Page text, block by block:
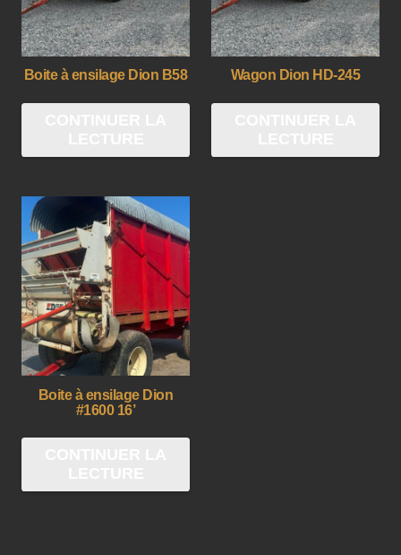
Boite à ensilage Dion B58 Wagon Dion HD-245
Boite à ensilage Dion
#1600 16’